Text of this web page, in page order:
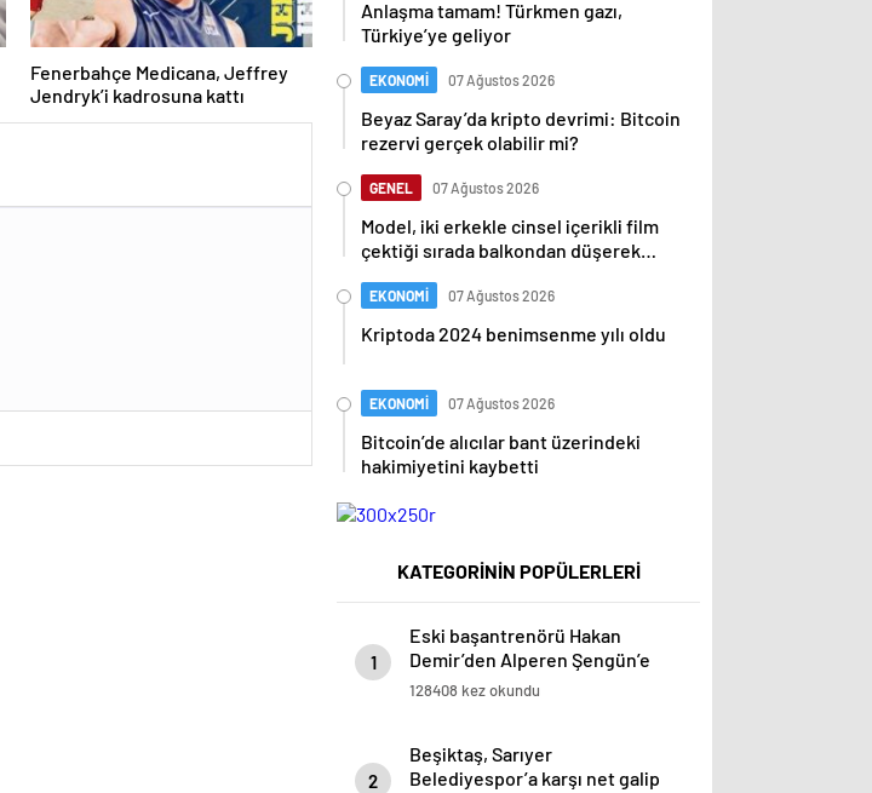
Fenerbahçe Medicana, Jeffrey
Jendryk’i kadrosuna kattı
Anlaşma tamam! Türkmen gazı,
Türkiye’ye geliyor
EKONOMİ 07 Ağustos 2026
Beyaz Saray’da kripto devrimi: Bitcoin
rezervi gerçek olabilir mi?
GENEL 07 Ağustos 2026
Model, iki erkekle cinsel içerikli film
çektiği sırada balkondan düşerek
EKONOMİ 07 Ağustos 2026
Kriptoda 2024 benimsenme yılı oldu
EKONOMİ 07 Ağustos 2026
Bitcoin’de alıcılar bant üzerindeki
hakimiyetini kaybetti
KATEGORİNİN POPÜLERLERİ
1
Eski başantrenörü Hakan
Demir’den Alperen Şengün’e
övgü
128408 kez okundu
2
Beşiktaş, Sarıyer
Belediyespor’a karşı net galip